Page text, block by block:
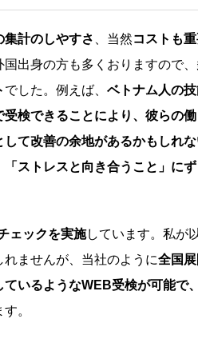
計のしやすさ 、当然コストも
出身の方も多くおりますので、
でした。例えば、 ベトナム人の
検できることにより、彼らの
て改善の余地があるかもしれ
「ストレスと向き合うこと」に
ェックを実施しています。私が
ませんが、当社のように全国
いるようなWEB受検が可能で
。